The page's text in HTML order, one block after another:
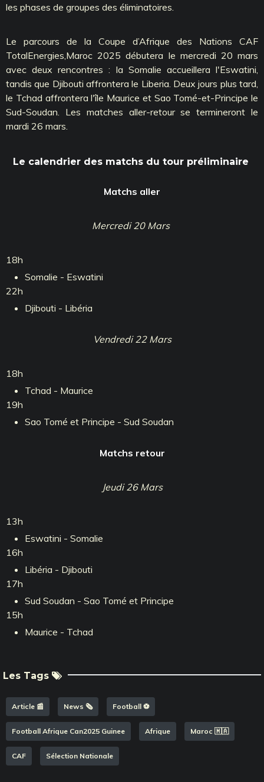
les phases de groupes des éliminatoires.
Le parcours de la Coupe d’Afrique des Nations CAF
TotalEnergies,Maroc 2025 débutera le mercredi 20 mars
avec deux rencontres : la Somalie accueillera l'Eswatini,
tandis que Djibouti affrontera le Liberia. Deux jours plus tard,
le Tchad affrontera l'île Maurice et Sao Tomé-et-Principe le
Sud-Soudan. Les matches aller-retour se termineront le
mardi 26 mars.
Le calendrier des matchs du tour préliminaire
Matchs aller
Mercredi 20 Mars
18h
Somalie - Eswatini
22h
Djibouti - Libéria
Vendredi 22 Mars
18h
Tchad - Maurice
19h
Sao Tomé et Principe - Sud Soudan
Matchs retour
Jeudi 26 Mars
13h
Eswatini - Somalie
16h
Libéria - Djibouti
17h
Sud Soudan - Sao Tomé et Principe
15h
Maurice - Tchad
Les Tags
Article 📰 News 🗞️ Football ⚽️
Football Afrique Can2025 Guinee Afrique Maroc 🇲🇦
CAF Sélection Nationale